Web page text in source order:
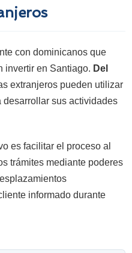
con dominicanos que
invertir en Santiago. Del
extranjeros pueden utilizar
sus actividades
es facilitar el proceso al
trámites mediante poderes
informado durante